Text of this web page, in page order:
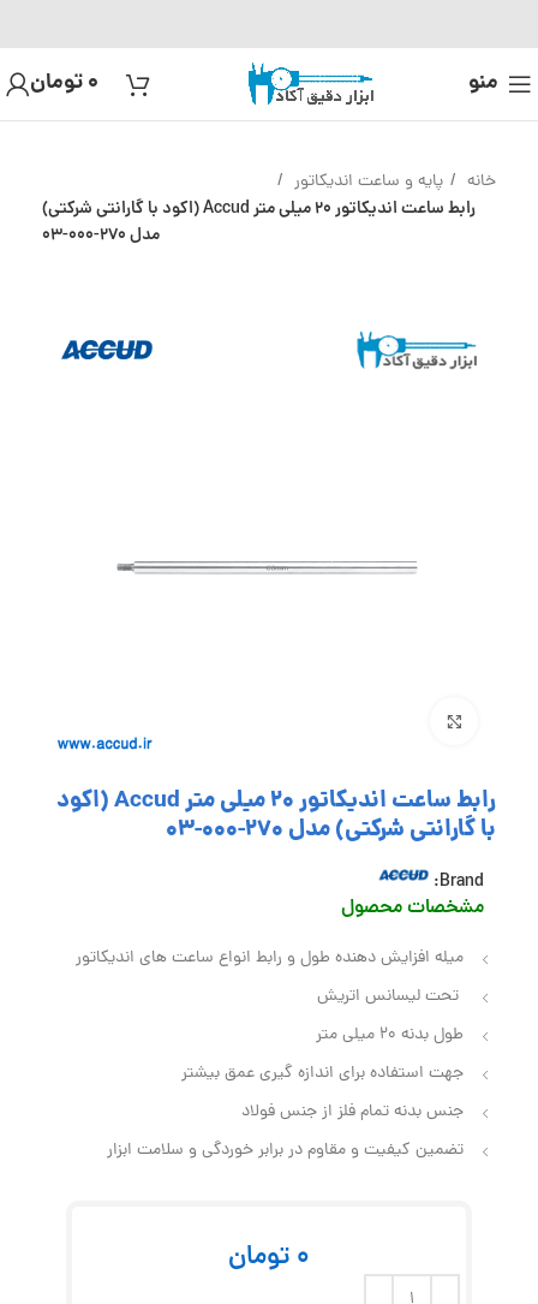
منو 0تومان
خانه پایه و ساعت اندیکاتور
رابط ساعت اندیکاتور 20 میلی متر Accud (اکود با گارانتی شرکتی)
مدل 270-000-03
رابط ساعت اندیکاتور 20 میلی متر Accud (اکود
با گارانتی شرکتی) مدل 270-000-03
Brand:
مشخصات محصول
میله افزایش دهنده طول و رابط انواع ساعت های اندیکاتور
تحت لیسانس اتریش
طول بدنه 20 میلی متر
جهت استفاده برای اندازه گیری عمق بیشتر
جنس بدنه تمام فلز از جنس فولاد
تضمین کیفیت و مقاوم در برابر خوردگی و سلامت ابزار
0 تومان